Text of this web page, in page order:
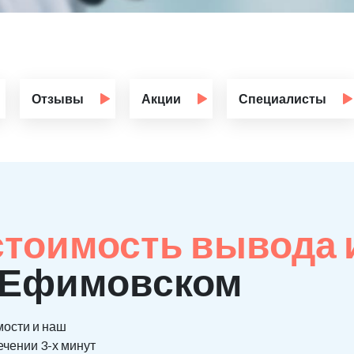
Отзывы Акции Специалисты
вывода
и наш
3-х минут